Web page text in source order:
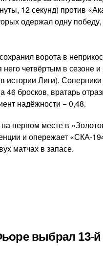
12 секунд) против
одержал одну победу,
ворота в
него четвёртым в сезоне
в истории Лиги).
бросков, вратарь
надёжности − 0,48.
первом месте в
и опережает «СКА-
матчах в запасе.
выбрал 13-